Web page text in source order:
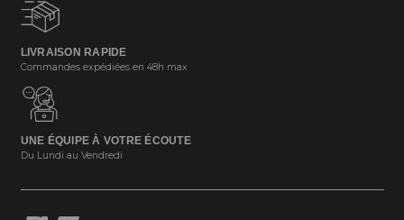
LIVRAISON RAPIDE
Commandes expédiées en 48h max
UNE ÉQUIPE À VOTRE ÉCOUTE
Du Lundi au Vendredi